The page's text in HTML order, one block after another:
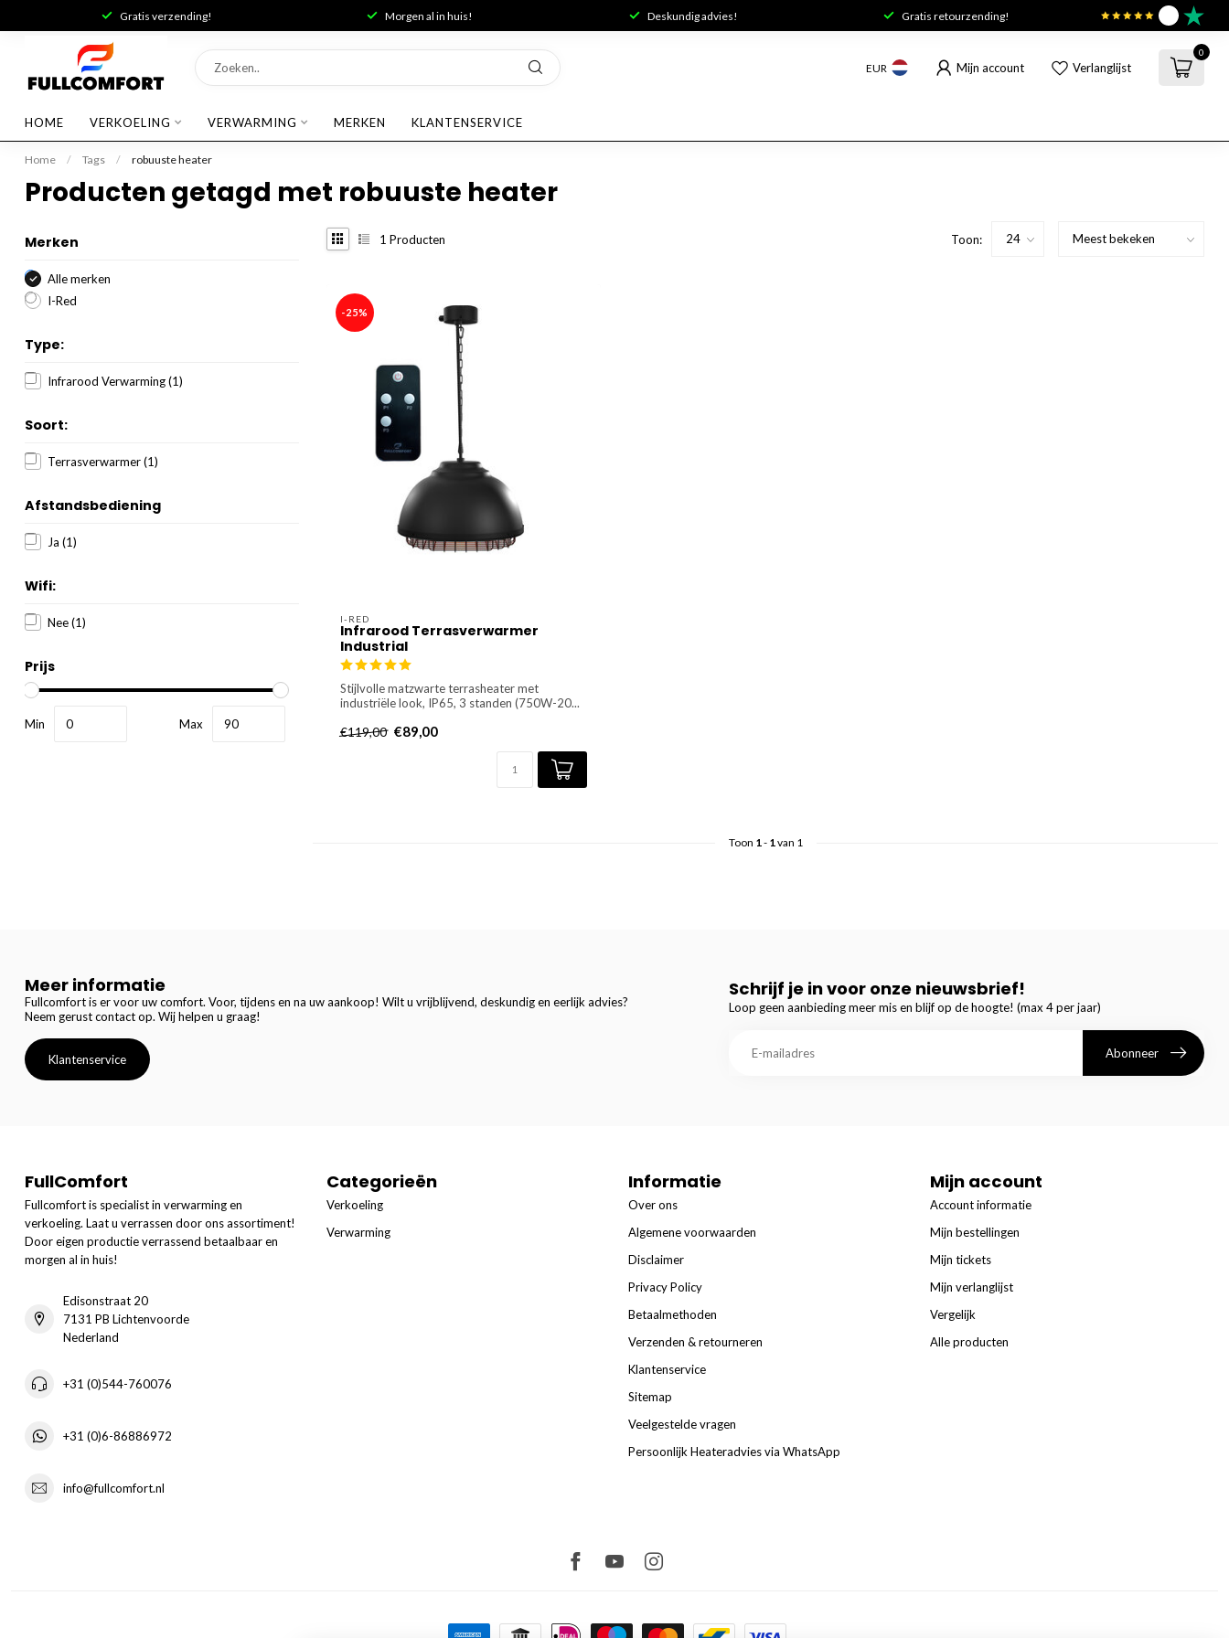
Gratis verzending! Morgen al in huis! Deskundig advies! Gratis retourzending!
EUR Mijn account Verlanglijst
0
HOME VERKOELING VERWARMING MERKEN KLANTENSERVICE
Home / Tags / robuuste heater
Producten getagd met robuuste heater
Merken
Alle merken
I-Red
Type:
Infrarood Verwarming(1)
Soort:
Terrasverwarmer(1)
Afstandsbediening
Ja (1)
Wifi:
Nee(1)
Prijs
Min Max
1 Producten Toon:
-25%
I-RED
Infrarood Terrasverwarmer
Industrial
Stijlvolle matzwarte terrasheater met
industriële look, IP65, 3 standen (750W-20...
€119,00 €89,00
Toon 1 - 1 van 1
Meer informatie
Fullcomfort is er voor uw comfort. Voor, tijdens en na uw aankoop! Wilt u vrijblijvend, deskundig en eerlijk advies?
Neem gerust contact op. Wij helpen u graag!
Klantenservice
Schrijf je in voor onze nieuwsbrief!
Loop geen aanbieding meer mis en blijf op de hoogte! (max 4 per jaar)
Abonneer
FullComfort
Fullcomfort is specialist in verwarming en
verkoeling. Laat u verrassen door ons assortiment!
Door eigen productie verrassend betaalbaar en
morgen al in huis!
Edisonstraat 20
7131 PB Lichtenvoorde
Nederland
+31 (0)544-760076
+31 (0)6-86886972
info@fullcomfort.nl
Categorieën
Verkoeling
Verwarming
Informatie
Over ons
Algemene voorwaarden
Disclaimer
Privacy Policy
Betaalmethoden
Verzenden & retourneren
Klantenservice
Sitemap
Veelgestelde vragen
Persoonlijk Heateradvies via WhatsApp
Mijn account
Account informatie
Mijn bestellingen
Mijn tickets
Mijn verlanglijst
Vergelijk
Alle producten